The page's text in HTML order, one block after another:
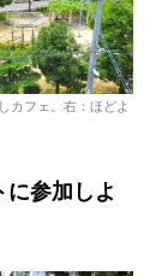
カフェ。右：ほどよ
参加しよ